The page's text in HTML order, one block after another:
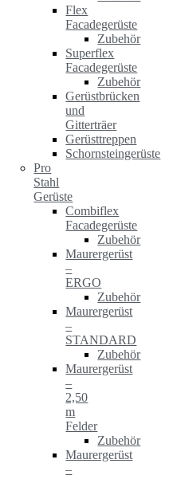
Flex
Facadegerüste
Zubehör
Superflex
Facadegerüste
Zubehör
Gerüstbrücken
und
Gitterträer
Gerüsttreppen
Schornsteingerüste
Pro
Stahl
Gerüste
Combiflex
Facadegerüste
Zubehör
Maurergerüst
–
ERGO
Zubehör
Maurergerüst
–
STANDARD
Zubehör
Maurergerüst
–
2,50
m
Felder
Zubehör
Maurergerüst
–